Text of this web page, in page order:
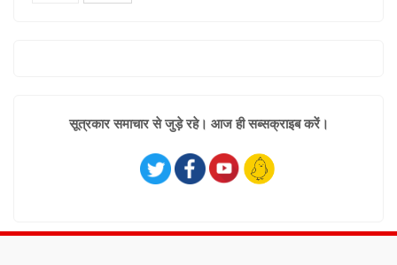
सूत्रकार समाचार से जुड़े रहे। आज ही सब्सक्राइब करें।